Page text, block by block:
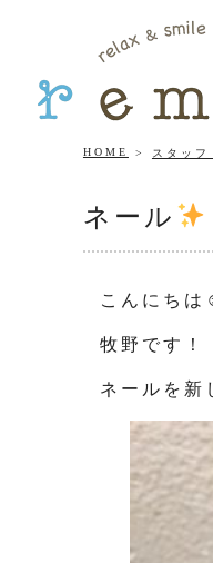
HOME スタッ
ネール
こんにちは
牧野です！
ネールを